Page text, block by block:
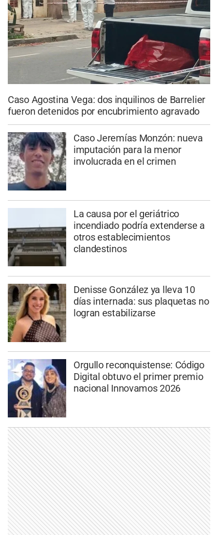
Caso Agostina Vega: dos inquilinos de Barrelier
fueron detenidos por encubrimiento agravado
Caso Jeremías Monzón: nueva
imputación para la menor
involucrada en el crimen
La causa por el geriátrico
incendiado podría extenderse a
otros establecimientos
clandestinos
Denisse González ya lleva 10
días internada: sus plaquetas no
logran estabilizarse
Orgullo reconquistense: Código
Digital obtuvo el primer premio
nacional Innovamos 2026